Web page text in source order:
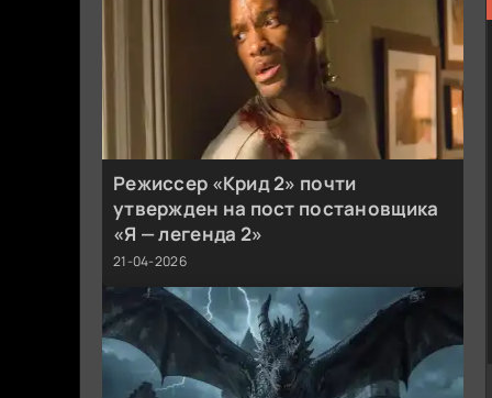
Режиссер «Крид 2» почти
утвержден на пост постановщика
«Я — легенда 2»
21-04-2026